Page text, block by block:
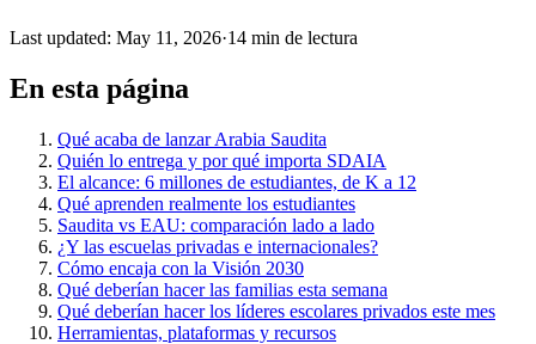
Last updated: May 11, 2026·14 min de lectura
En esta página
Qué acaba de lanzar Arabia Saudita
Quién lo entrega y por qué importa SDAIA
El alcance: 6 millones de estudiantes, de K a 12
Qué aprenden realmente los estudiantes
Saudita vs EAU: comparación lado a lado
¿Y las escuelas privadas e internacionales?
Cómo encaja con la Visión 2030
Qué deberían hacer las familias esta semana
Qué deberían hacer los líderes escolares privados este mes
Herramientas, plataformas y recursos